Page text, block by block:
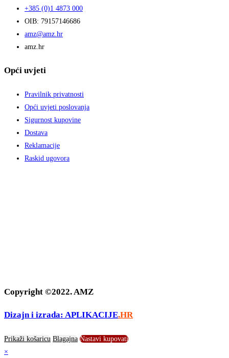
+385 (0)1 4873 000
OIB: 79157146686
amz@amz.hr
amz.hr
Opći uvjeti
Pravilnik privatnosti
Opći uvjeti poslovanja
Sigurnost kupovine
Dostava
Reklamacije
Raskid ugovora
Copyright ©2022. AMZ
Dizajn i izrada: APLIKACIJE.HR
Prikaži košaricu Blagajna Nastavi kupovati
×